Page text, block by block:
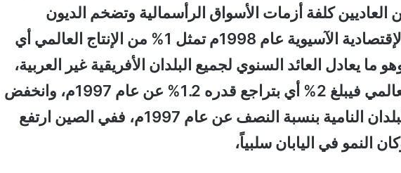
العاديين كلفة أزمات الأسواق الرأسمالية وتضخم الديون
،فتكاليف الأزمة الإقتصادية الآسيوية عام 1998م تمثل 1% من الإنتاج العالمي أي
وهو ما يعادل العائد السنوي لجميع البلدان الأفريقية غير العربية،
أما معدل النمو العالمي فيبلغ 2% أي بتراجع قدره 1.2% عن عام 1997م، وانخفض
معدل النمو في البلدان النامية بنسبة النصف عن عام 1997م، ففي الصين ارتفع